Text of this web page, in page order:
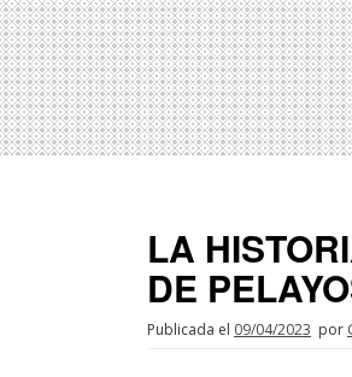
LA
DE
Publicada el 09/04/2023 por